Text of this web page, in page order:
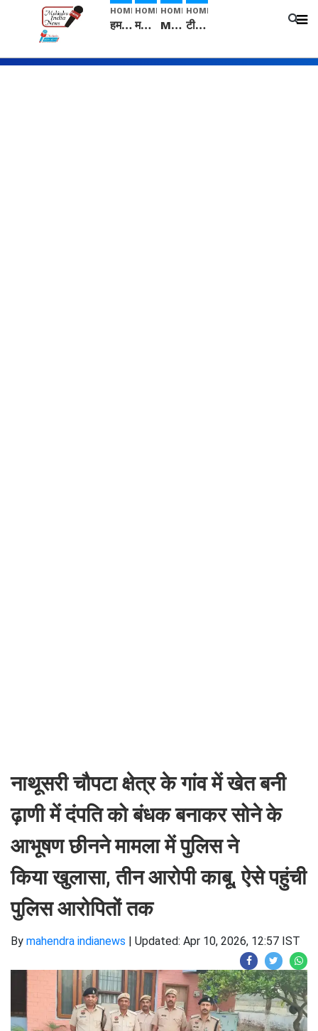
HOME
हम सनातनी..." सांसद kangana Ranaut से क्या बोली लड़की? Viral Jantar-Mantar | CJP protest
HOME
मनीषा हत्याकांड: हत्या, आत्महत्या या कोई बड़ा राज? | Full Story | Josh Haryana
HOME
Mangalsutra: हिंदू धर्म में शादी के बाद मंगलसूत्र क्यों पहनती है महिलाएं, किसने शुरु की ये परंपरा
HOME
टीम बीकेई ने एग्रीकल्चर ग्रेड की यूरिया खाद गट्टों में बदलकर टेक्निकल ग्रेड में बेचने वालों पर करवाई कार्रवाई: लखविंदर सिंह औलख
नाथूसरी चौपटा क्षेत्र के गांव में खेत बनी
ढ़ाणी में दंपति को बंधक बनाकर सोने के
आभूषण छीनने मामला में पुलिस ने
किया खुलासा, तीन आरोपी काबू, ऐसे पहुंची
पुलिस आरोपितों तक
By mahendra indianews | Updated: Apr 10, 2026, 12:57 IST